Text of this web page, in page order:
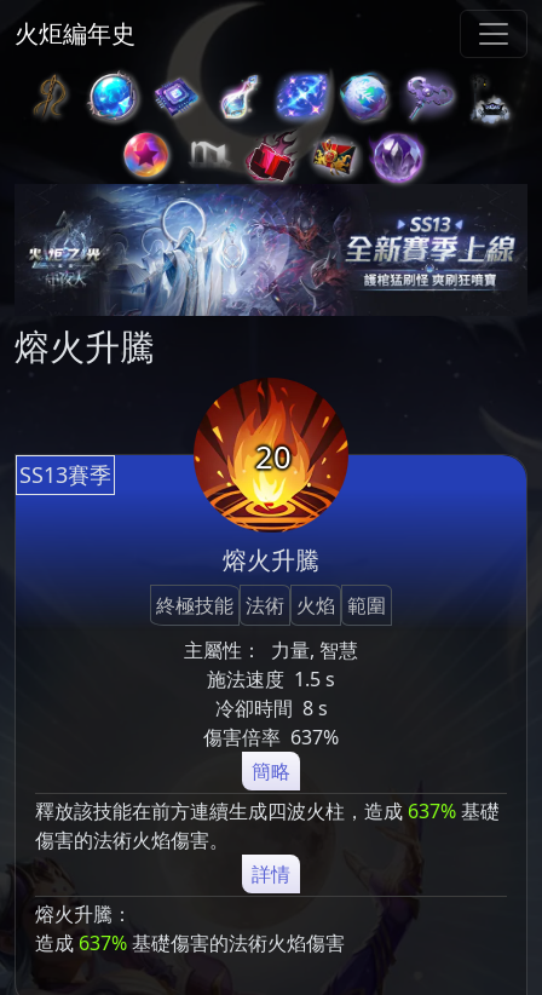
火炬編年史
熔火升騰
SS13賽季 20
熔火升騰
終極技能 法術 火焰 範圍
主屬性：
力量, 智慧
施法速度 1.5 s
冷卻時間 8 s
傷害倍率 637%
簡略
釋放該技能在前方連續生成四波火柱，造成 637%基礎
傷害的法術火焰傷害。
詳情
熔火升騰：
造成637%基礎傷害的法術火焰傷害